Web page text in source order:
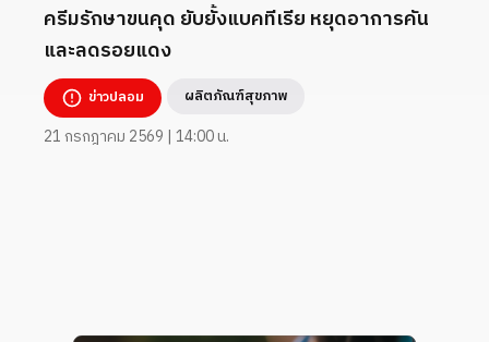
ครีมรักษาขนคุด ยับยั้งแบคทีเรีย หยุดอาการคัน
และลดรอยแดง
ข่าวปลอม ผลิตภัณฑ์สุขภาพ
21 กรกฎาคม 2569 | 14:00 น.